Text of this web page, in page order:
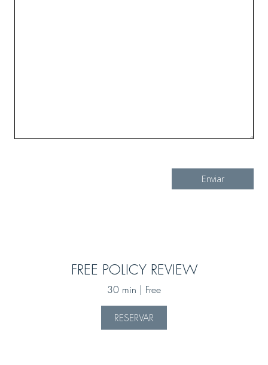
FREE POLICY REVIEW
30 min | Free
RESERVAR